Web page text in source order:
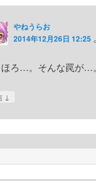
やねうらお
2014年12月26日 12:25
ろ…。そんな罠が…。
↓